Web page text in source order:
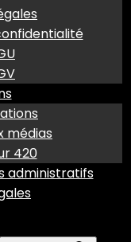
médias
420
administratifs